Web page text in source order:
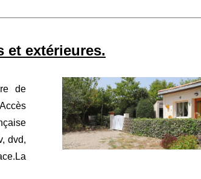
et extérieures.
de
dvd,